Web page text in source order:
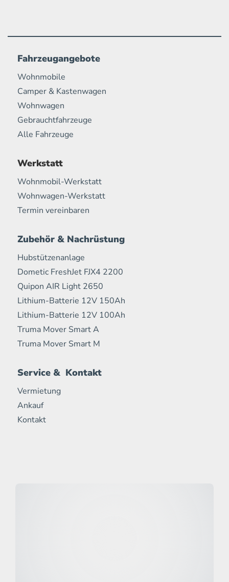
Fahrzeugangebote
Wohnmobile
Camper & Kastenwagen
Wohnwagen
Gebrauchtfahrzeuge
Alle Fahrzeuge
Werkstatt
Wohnmobil-Werkstatt
Wohnwagen-Werkstatt
Termin vereinbaren
Zubehör & Nachrüstung
Hubstützenanlage
Dometic FreshJet FJX4 2200
Quipon AIR Light 2650
Lithium-Batterie 12V 150Ah
Lithium-Batterie 12V 100Ah
Truma Mover Smart A
Truma Mover Smart M
Service & Kontakt
Vermietung
Ankauf
Kontakt